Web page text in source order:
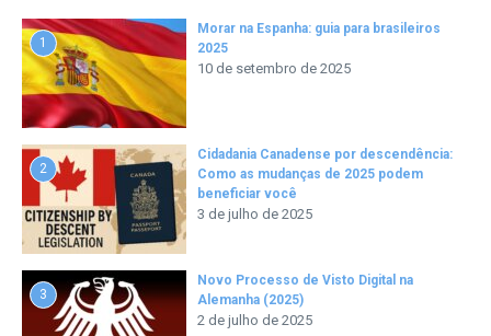
1
Morar na Espanha: guia para brasileiros
2025
10 de setembro de 2025
2
Cidadania Canadense por descendência:
Como as mudanças de 2025 podem
beneficiar você
3 de julho de 2025
3
Novo Processo de Visto Digital na
Alemanha (2025)
2 de julho de 2025